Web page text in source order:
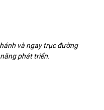
và ngay trục đường
phát triển.